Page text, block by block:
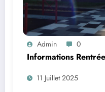
Admin 0
Informations
11 Juillet 2025